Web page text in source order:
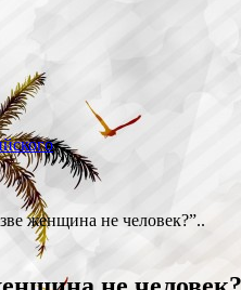
женщина не человек?”..